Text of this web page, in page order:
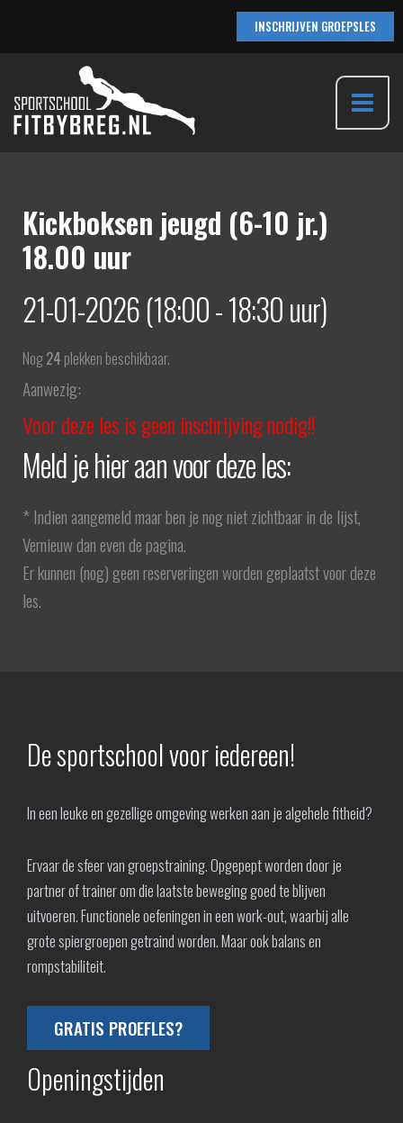
inhoud
INSCHRIJVEN GROEPSLES
Main
Kickboksen jeugd (6-10 jr.)
18.00 uur
21-01-2026 (18:00 - 18:30 uur)
Nog24 plekken beschikbaar.
Aanwezig:
Voor deze les is geen inschrijving nodig!!
Meld je hier aan voor deze les:
* Indien aangemeld maar ben je nog niet zichtbaar in de lijst,
Vernieuw dan even de pagina.
Er kunnen (nog) geen reserveringen worden geplaatst voor deze
les.
De sportschool voor iedereen!
In een leuke en gezellige omgeving werken aan je algehele fitheid?
Ervaar de sfeer van groepstraining. Opgepept worden door je
partner of trainer om die laatste beweging goed te blijven
uitvoeren. Functionele oefeningen in een work-out, waarbij alle
grote spiergroepen getraind worden. Maar ook balans en
rompstabiliteit.
GRATIS PROEFLES?
Openingstijden